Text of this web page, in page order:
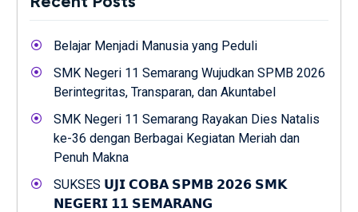
Belajar Menjadi Manusia yang Peduli
SMK Negeri 11 Semarang Wujudkan SPMB 2026
Berintegritas, Transparan, dan Akuntabel
SMK Negeri 11 Semarang Rayakan Dies Natalis
ke-36 dengan Berbagai Kegiatan Meriah dan
Penuh Makna
SUKSES 𝗨𝗝𝗜 𝗖𝗢𝗕𝗔 𝗦𝗣𝗠𝗕 𝟮𝟬𝟮𝟲 𝗦𝗠𝗞
𝗡𝗘𝗚𝗘𝗥𝗜 𝟭𝟭 𝗦𝗘𝗠𝗔𝗥𝗔𝗡𝗚